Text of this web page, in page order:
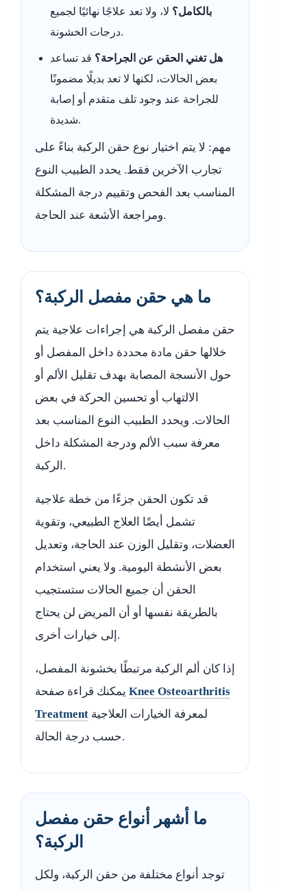
بالكامل؟ لا، ولا تعد علاجًا نهائيًا لجميع
درجات الخشونة.
هل تغني الحقن عن الجراحة؟ قد تساعد
بعض الحالات، لكنها لا تعد بديلًا مضمونًا
للجراحة عند وجود تلف متقدم أو إصابة
شديدة.
مهم: لا يتم اختيار نوع حقن الركبة بناءً على
تجارب الآخرين فقط. يحدد الطبيب النوع
المناسب بعد الفحص وتقييم درجة المشكلة
ومراجعة الأشعة عند الحاجة.
ما هي حقن مفصل الركبة؟
حقن مفصل الركبة هي إجراءات علاجية يتم
خلالها حقن مادة محددة داخل المفصل أو
حول الأنسجة المصابة بهدف تقليل الألم أو
الالتهاب أو تحسين الحركة في بعض
الحالات. ويحدد الطبيب النوع المناسب بعد
معرفة سبب الألم ودرجة المشكلة داخل
الركبة.
قد تكون الحقن جزءًا من خطة علاجية
تشمل أيضًا العلاج الطبيعي، وتقوية
العضلات، وتقليل الوزن عند الحاجة، وتعديل
بعض الأنشطة اليومية. ولا يعني استخدام
الحقن أن جميع الحالات ستستجيب
بالطريقة نفسها أو أن المريض لن يحتاج
إلى خيارات أخرى.
إذا كان ألم الركبة مرتبطًا بخشونة المفصل،
Knee Osteoarthritis
Treatment
حسب درجة الحالة.
ما أشهر أنواع حقن مفصل
الركبة؟
توجد أنواع مختلفة من حقن الركبة، ولكل